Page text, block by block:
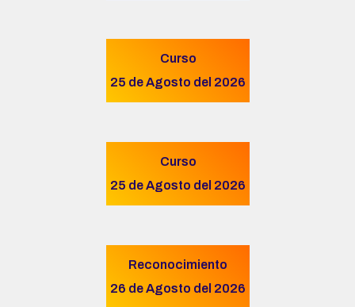
Curso
25 de Agosto del 2026
Curso
25 de Agosto del 2026
Reconocimiento
26 de Agosto del 2026